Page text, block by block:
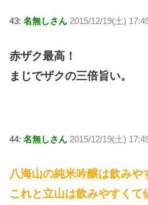
43: 名無しさん 2015/12/19(土)
赤ザク最高！
まじでザクの三倍旨い。
44: 名無しさん 2015/12/19(土)
八海山の純米吟醸は飲みや
これと立山は飲みやすくて